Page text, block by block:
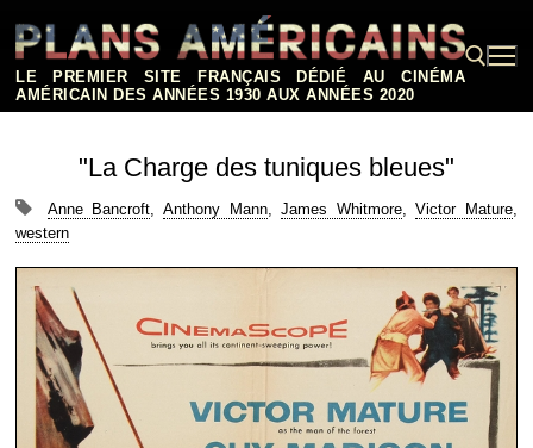
contenu
LE PREMIER SITE FRANÇAIS DÉDIÉ AU CINÉMA
AMÉRICAIN DES ANNÉES 1930 AUX ANNÉES 2020
"La Charge des tuniques bleues"
Anne Bancroft, Anthony Mann,James Whitmore,Victor Mature,
western